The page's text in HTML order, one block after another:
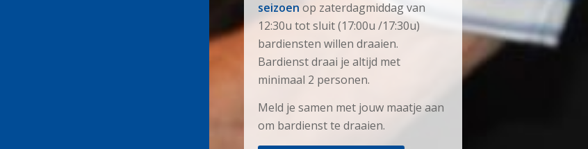
seizoen op zaterdagmiddag van
12:30u tot sluit (17:00u /17:30u)
bardiensten willen draaien.
Bardienst draai je altijd met
minimaal 2 personen.
Meld je samen met jouw maatje aan
om bardienst te draaien.